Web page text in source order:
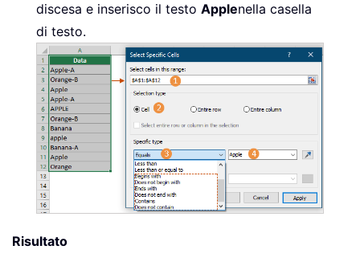
discesa e inserisco il testo Applenella casella
di testo.
Risultato